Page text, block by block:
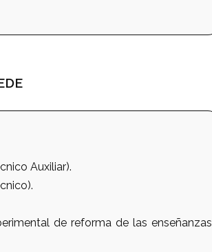
Auxiliar).
de reforma de las enseñanzas